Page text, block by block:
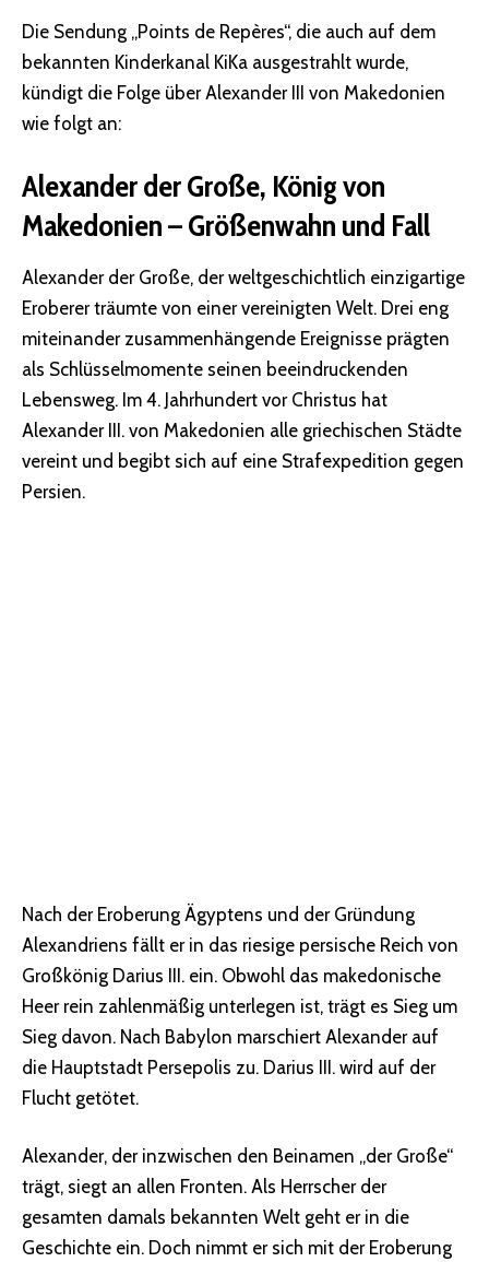
Die Sendung „Points de Repères“, die auch auf dem
bekannten Kinderkanal KiKa ausgestrahlt wurde,
kündigt die Folge über Alexander III von Makedonien
wie folgt an:
Alexander der Große, König von
Makedonien – Größenwahn und Fall
Alexander der Große, der weltgeschichtlich einzigartige
Eroberer träumte von einer vereinigten Welt. Drei eng
miteinander zusammenhängende Ereignisse prägten
als Schlüsselmomente seinen beeindruckenden
Lebensweg. Im 4. Jahrhundert vor Christus hat
Alexander III. von Makedonien alle griechischen Städte
vereint und begibt sich auf eine Strafexpedition gegen
Persien.
Nach der Eroberung Ägyptens und der Gründung
Alexandriens fällt er in das riesige persische Reich von
Großkönig Darius III. ein. Obwohl das makedonische
Heer rein zahlenmäßig unterlegen ist, trägt es Sieg um
Sieg davon. Nach Babylon marschiert Alexander auf
die Hauptstadt Persepolis zu. Darius III. wird auf der
Flucht getötet.
Alexander, der inzwischen den Beinamen „der Große“
trägt, siegt an allen Fronten. Als Herrscher der
gesamten damals bekannten Welt geht er in die
Geschichte ein. Doch nimmt er sich mit der Eroberung